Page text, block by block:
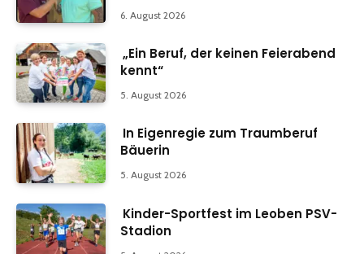
6. August 2026
„Ein Beruf, der keinen Feierabend
kennt“
5. August 2026
In Eigenregie zum Traumberuf
Bäuerin
5. August 2026
Kinder-Sportfest im Leoben PSV-
Stadion